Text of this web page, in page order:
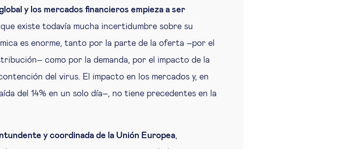
y los mercados financieros empieza a ser
existe todavía mucha incertidumbre sobre su
es enorme, tanto por la parte de la oferta –por el
como por la demanda, por el impacto de la
del virus. El impacto en los mercados y, en
del 14% en un solo día–, no tiene precedentes en la
y coordinada de la Unión Europea,